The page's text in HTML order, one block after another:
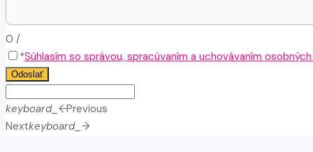
0 /
*Súhlasím so správou, spracúvaním a uchovávaním
Odoslať
keyboard_arrow_leftPrevious
Nextkeyboard_arrow_right